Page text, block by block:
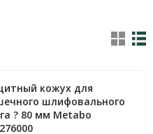
кожух для
шлифовального
? 80 мм Metabo